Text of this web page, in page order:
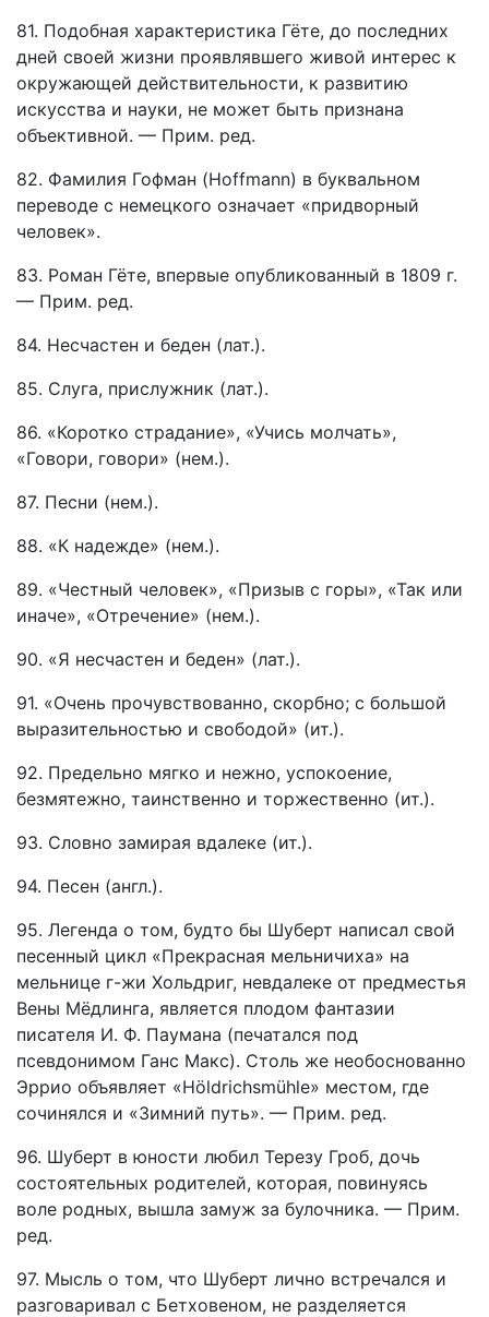
81. Подобная характеристика Гёте, до последних
дней своей жизни проявлявшего живой интерес к
окружающей действительности, к развитию
искусства и науки, не может быть признана
объективной. — Прим. ред.
82. Фамилия Гофман (Hoffmann) в буквальном
переводе с немецкого означает «придворный
человек».
83. Роман Гёте, впервые опубликованный в 1809 г.
— Прим. ред.
84. Несчастен и беден (лат.).
85. Слуга, прислужник (лат.).
86. «Коротко страдание», «Учись молчать»,
«Говори, говори» (нем.).
87. Песни (нем.).
88. «К надежде» (нем.).
89. «Честный человек», «Призыв с горы», «Так или
иначе», «Отречение» (нем.).
90. «Я несчастен и беден» (лат.).
91. «Очень прочувствованно, скорбно; с большой
выразительностью и свободой» (ит.).
92. Предельно мягко и нежно, успокоение,
безмятежно, таинственно и торжественно (ит.).
93. Словно замирая вдалеке (ит.).
94. Песен (англ.).
95. Легенда о том, будто бы Шуберт написал свой
песенный цикл «Прекрасная мельничиха» на
мельнице г-жи Хольдриг, невдалеке от предместья
Вены Мёдлинга, является плодом фантазии
писателя И. Ф. Паумана (печатался под
псевдонимом Ганс Макс). Столь же необоснованно
Эррио объявляет «Höldrichsmühle» местом, где
сочинялся и «Зимний путь». — Прим. ред.
96. Шуберт в юности любил Терезу Гроб, дочь
состоятельных родителей, которая, повинуясь
воле родных, вышла замуж за булочника. — Прим.
ред.
97. Мысль о том, что Шуберт лично встречался и
разговаривал с Бетховеном, не разделяется